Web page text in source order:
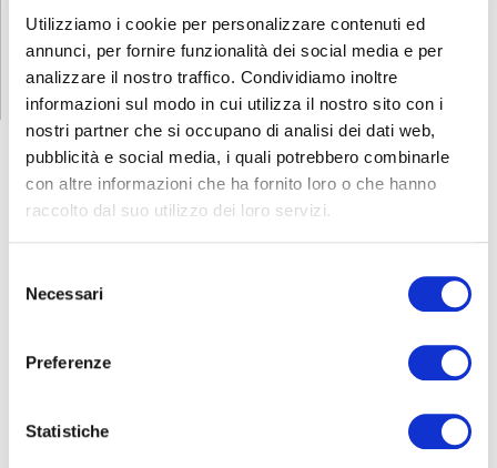
Utilizziamo i cookie per personalizzare contenuti ed
annunci, per fornire funzionalità dei social media e per
analizzare il nostro traffico. Condividiamo inoltre
informazioni sul modo in cui utilizza il nostro sito con i
nostri partner che si occupano di analisi dei dati web,
pubblicità e social media, i quali potrebbero combinarle
con altre informazioni che ha fornito loro o che hanno
raccolto dal suo utilizzo dei loro servizi.
delNecessari
Preferenze
Statistiche
RICHIEDI INFORMAZIONI
CORSI
Addetti al primo soccorso
Addetti al servizio antincendio
Carrello elevatore
Formazione lavoratori
Preposti